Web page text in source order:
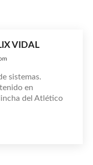
VIDAL
sistemas.
en
del Atlético